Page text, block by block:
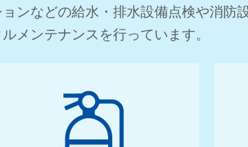
ンなどの給水・排水設備点検や消防
メンテナンスを行っています。